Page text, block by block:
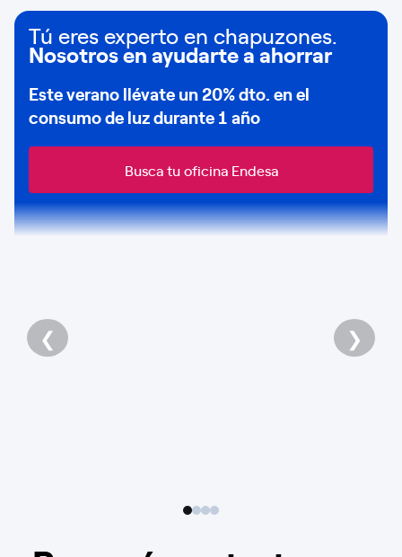
Tú eres experto en chapuzones.
Nosotros en ayudarte a ahorrar
Este verano llévate un20% dto. en el
consumo deluz durante 1 año
Busca tu oficina Endesa
❮ ❯